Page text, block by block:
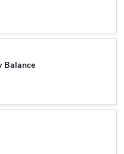
Balance